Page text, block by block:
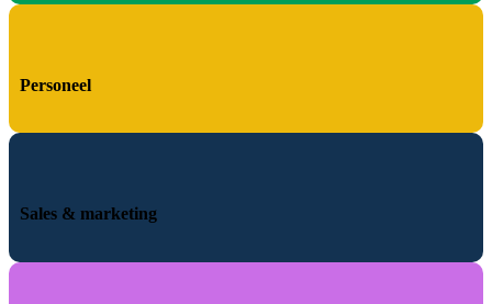
Personeel
Sales & marketing